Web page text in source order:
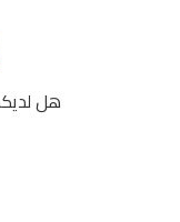
هل لديكم